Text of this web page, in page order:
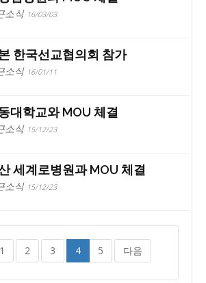
소식 16/03/03
한국선교협의회 참가
소식 16/01/11
대학교와 MOU 체결
소식 15/12/23
세계로병원과 MOU 체결
소식 15/12/23
1 2 3 4 5 다음